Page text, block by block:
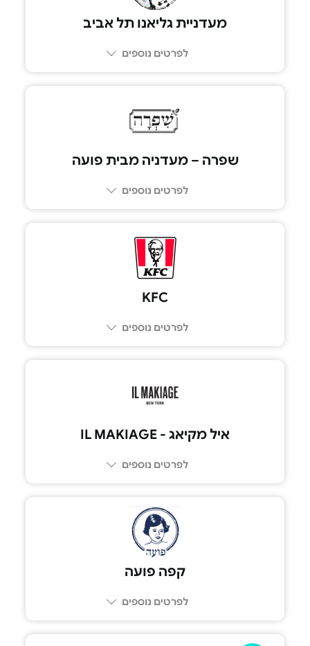
מעדניית גליאנו תל אביב
לפרטים נוספים
שפרה – מעדניה מבית פועה
לפרטים נוספים
KFC
לפרטים נוספים
איל מקיאג - IL MAKIAGE
לפרטים נוספים
קפה פועה
לפרטים נוספים